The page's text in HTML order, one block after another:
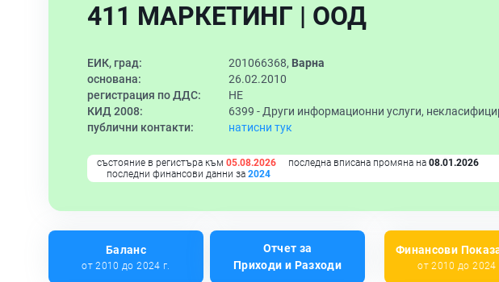
411 МАРКЕТИНГ | ООД
ЕИК, град: 201066368, Варна
основана:
26.02.2010
регистрация по ДДС:
НЕ
КИД 2008:
6399 - Други информационни услуги,
публични контакти:
натисни тук
състояние в регистъра към 05.08.2026 последна вписана промяна на 08.01.2026
последни финансови данни за 2024
Баланс
от 2010 до 2024 г.
Отчет за
Приходи и Разходи
Финансови
от 2010 до 2024